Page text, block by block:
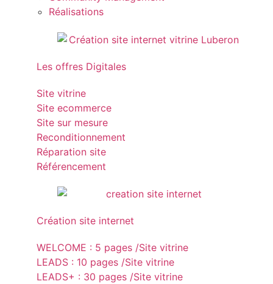
Réalisations
Les offres Digitales
Site vitrine
Site ecommerce
Site sur mesure
Reconditionnement
Réparation site
Référencement
Création site internet
WELCOME : 5 pages /Site vitrine
LEADS : 10 pages /Site vitrine
LEADS+ : 30 pages /Site vitrine